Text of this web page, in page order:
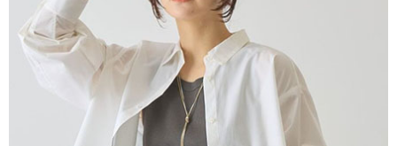
2.透過簡訊連結打開帳單後，可選擇「超商條碼／台灣大直營門市／銀行轉
帳／街口支付／iPASS MONEY」等通路繳費。
【注意事項】
1.本服務係由「台灣大哥大股份有限公司」（以下簡稱本公司）所提供，讓
用戶於交易時，得透過本服務購買商品或服務，並由商店將買賣／分期付款
買賣價金債權讓與本公司後，依約使用本公司帳單繳交帳款。
2.基於同意付款使用「大哥付你分期」之契約關係目的，商店將以您的個人
資料（包含姓名、電話或地址）提供予台灣大哥大進項蒐集、處理及利用，
１．於結帳方式選擇「AFTEE先享後付」後，將跳轉至「AFTEE先享後付」
結帳頁面，進行簡訊認證並確認金額後，即可完成結帳。
２．訂單成立數日內，您將收到繳費通知簡訊。
３．收到繳費通知簡訊後14天內，點擊此簡訊中的連結，可透過四大超商／
ATM／網路銀行／等多元方式進行付款，方視為交易完成。
※ 請注意：結帳手續完成當下不需立刻繳費，但若您需要取消訂單，請聯絡
購買商品的店家。未經商家同意取消之訂單仍視為有效，需透過AFTEE先享
後付繳納相關費用。
※ 交易是否成功請以「AFTEE先享後付 」之結帳頁面顯示為準，若有關於
全家純取貨
每筆NT$60，滿NT$388(含以上)免運費
萊爾富取貨付款
每筆NT$60，滿NT$888(含以上)免運費
萊爾富純取貨